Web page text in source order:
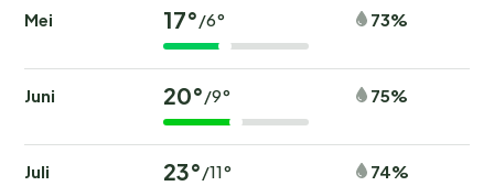
Mei 17°/6° 73%
Juni 20°/9° 75%
Juli 23°/11° 74%